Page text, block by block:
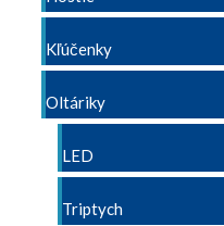
Kľúčenky
Oltáriky
LED
Triptych